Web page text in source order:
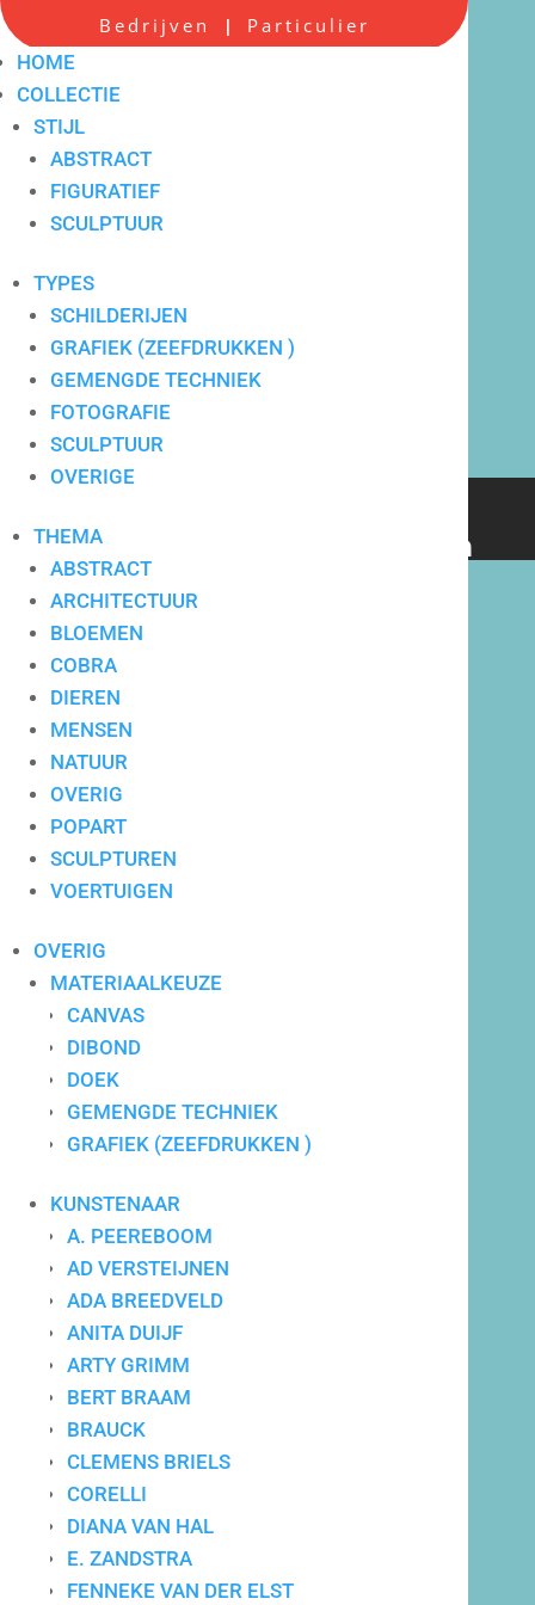
Bedrijven | Particulier
HOME
COLLECTIE
STIJL
ABSTRACT
FIGURATIEF
SCULPTUUR
TYPES
SCHILDERIJEN
GRAFIEK (ZEEFDRUKKEN )
GEMENGDE TECHNIEK
FOTOGRAFIE
SCULPTUUR
OVERIGE
THEMA
ABSTRACT
ARCHITECTUUR
BLOEMEN
COBRA
DIEREN
MENSEN
NATUUR
OVERIG
POPART
SCULPTUREN
VOERTUIGEN
OVERIG
MATERIAALKEUZE
CANVAS
DIBOND
DOEK
GEMENGDE TECHNIEK
GRAFIEK (ZEEFDRUKKEN )
KUNSTENAAR
A. PEEREBOOM
AD VERSTEIJNEN
ADA BREEDVELD
ANITA DUIJF
ARTY GRIMM
BERT BRAAM
BRAUCK
CLEMENS BRIELS
CORELLI
DIANA VAN HAL
E. ZANDSTRA
FENNEKE VAN DER ELST
Scherpe all-in prijzen
Hoge service op locatie
Verkoop en verhuur van
bedrijven en particulieren